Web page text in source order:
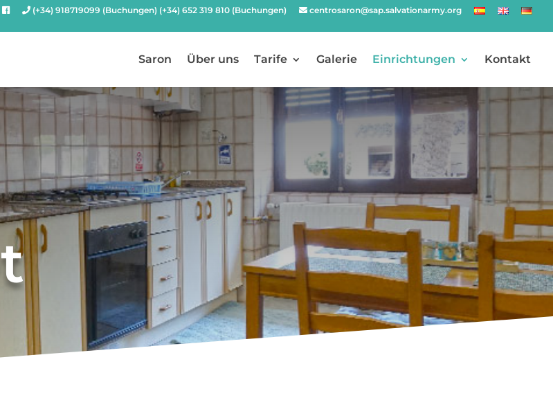
(+34) 918719099 (Buchungen) (+34) 652 319 810 (Buchungen) centrosaron@sap.salvationarmy.org
Saron Über uns Tarife Galerie Einrichtungen Kontakt